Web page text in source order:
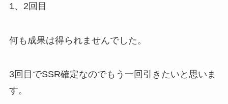
1、2回目
何も成果は得られませんでした。
3回目でSSR確定なのでもう一回引きたいと思いま
す。